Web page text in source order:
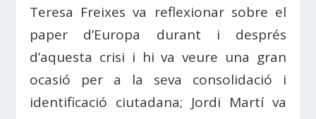
Teresa Freixes va reflexionar sobre el
paper d’Europa durant i després
d’aquesta crisi i hi va veure una gran
ocasió per a la seva consolidació i
identificació ciutadana; Jordi Martí va